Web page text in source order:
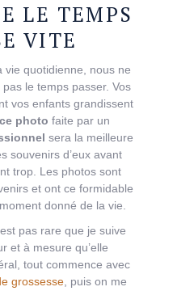
LE TEMPS
VITE
vie quotidienne, nous ne
le temps passer. Vos
vos enfants grandissent
photo faite par un
sera la meilleure
souvenirs d’eux avant
trop. Les photos sont
et ont ce formidable
donné de la vie.
pas rare que je suive
et à mesure qu’elle
tout commence avec
grossesse, puis on me